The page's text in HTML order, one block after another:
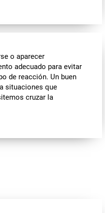
o aparecer
adecuado para evitar
de reacción. Un buen
situaciones que
cruzar la